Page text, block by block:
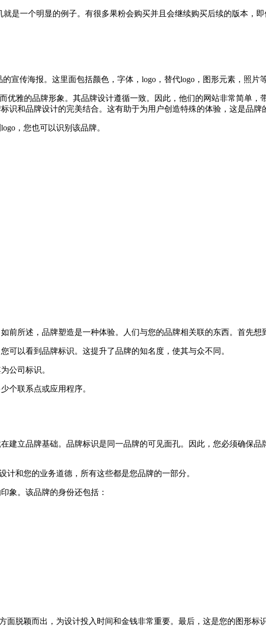
是一个明显的例子。有很多果粉会购买并且会继续购买后续的版本，
宣传海报。这里面包括颜色，字体，logo，替代logo，图形元素，照片
优雅的品牌形象。其品牌设计遵循一致。因此，他们的网站非常简单
识和品牌设计的完美结合。这有助于为用户创造特殊的体验，这是品牌
，您也可以识别该品牌。
前所述，品牌塑造是一种体验。人们与您的品牌相关联的东西。首先想
可以看到品牌标识。这提升了品牌的知名度，使其与众不同。
公司标识。
个联系点或应用程序。
建立品牌基础。品牌标识是同一品牌的可见面孔。因此，您必须确保
和您的业务道德，所有这些都是您品牌的一部分。
象。该品牌的身份还包括：
面脱颖而出，为设计投入时间和金钱非常重要。最后，这是您的图形